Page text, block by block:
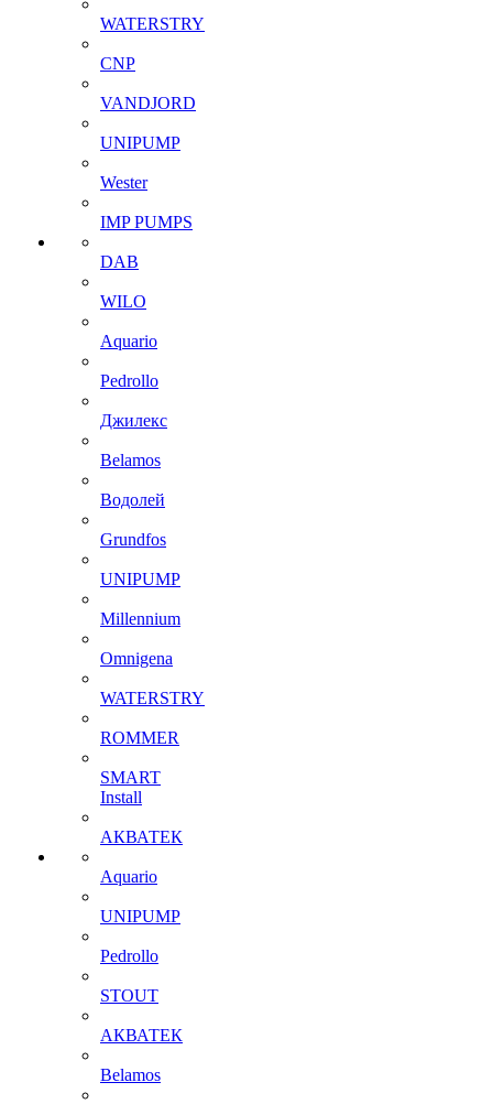
WATERSTRY
CNP
VANDJORD
UNIPUMP
Wester
IMP PUMPS
DAB
WILO
Aquario
Pedrollo
Джилекс
Belamos
Водолей
Grundfos
UNIPUMP
Millennium
Omnigena
WATERSTRY
ROMMER
SMART
Install
АКВАТЕК
Aquario
UNIPUMP
Pedrollo
STOUT
АКВАТЕК
Belamos